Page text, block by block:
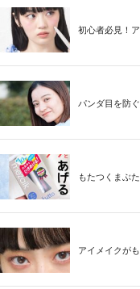
初心者必見！
パンダ目を防
もたつくまぶ
アイメイクが